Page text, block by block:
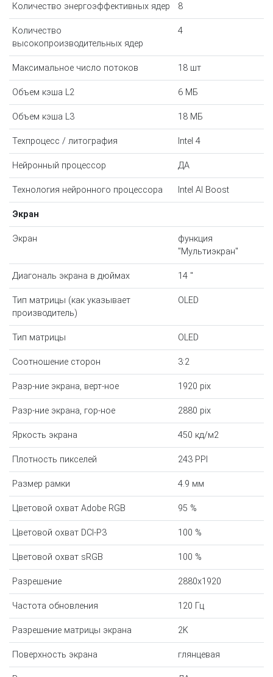
Количество энергоэффективных ядер 8
Количество
высокопроизводительных ядер
4
Максимальное число потоков 18 шт
Объем кэша L2 6 МБ
Объем кэша L3 18 МБ
Техпроцесс / литография Intel 4
Нейронный процессор ДА
Технология нейронного процессора Intel AI Boost
Экран
Экран
функция
"Мультиэкран"
Диагональ экрана в дюймах 14 "
Тип матрицы (как указывает
производитель)
OLED
Тип матрицы OLED
Соотношение сторон 3:2
Разр-ние экрана, верт-ное 1920 pix
Разр-ние экрана, гор-ное 2880 pix
Яркость экрана 450 кд/м2
Плотность пикселей 243 PPI
Размер рамки 4.9 мм
Цветовой охват Adobe RGB 95 %
Цветовой охват DCI-P3 100 %
Цветовой охват sRGB 100 %
Разрешение 2880x1920
Частота обновления 120 Гц
Разрешение матрицы экрана 2K
Поверхность экрана глянцевая